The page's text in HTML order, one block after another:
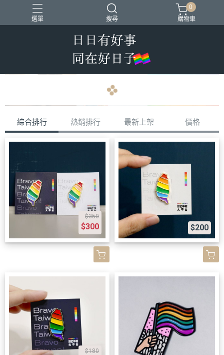
選單 搜尋
QPOWER系列周邊 同婚週年商品 平權金三角
0
購物車
綜合排行 熱銷排行 最新上架 價格
$350
$300 $200
$180